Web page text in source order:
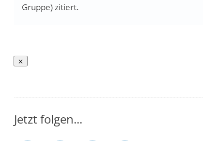
Gruppe) zitiert.
Jetzt folgen...